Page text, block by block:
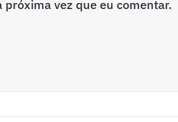
vez que eu comentar.